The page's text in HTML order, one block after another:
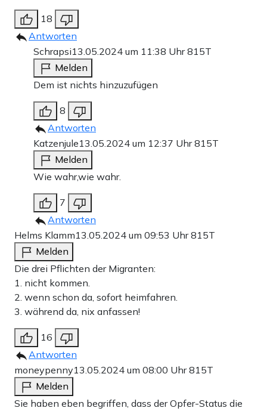
18
Antworten
Schrapsi13.05.2024 um 11:38 Uhr815T
Melden
Dem ist nichts hinzuzufügen
8
Antworten
Katzenjule13.05.2024 um 12:37 Uhr815T
Melden
Wie wahr,wie wahr.
7
Antworten
Helms Klamm13.05.2024 um 09:53 Uhr815T
Melden
Die drei Pflichten der Migranten:
1. nicht kommen.
2. wenn schon da, sofort heimfahren.
3. während da, nix anfassen!
16
Antworten
moneypenny13.05.2024 um 08:00 Uhr815T
Melden
Sie haben eben begriffen, dass der Opfer-Status die